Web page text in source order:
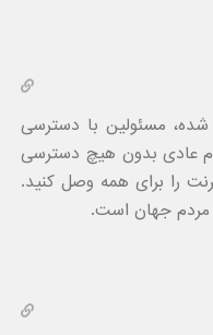
شده، مسئولین با دسترسی
عادی بدون هیچ دسترسی
را برای همه وصل کنید.
مردم جهان است.